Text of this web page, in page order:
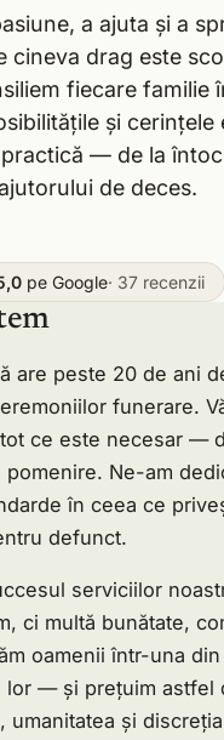
a ajuta și a
cineva drag este
fiecare familie
și cerințele
— de la
de deces.
pe Google· 37 recenzii
are peste 20 de ani
funerare.
ce este necesar —
pomenire. Ne-am
în ceea ce
defunct.
serviciilor
ci multă bunătate,
oamenii într-una
lor — și prețuim astfel
umanitatea și